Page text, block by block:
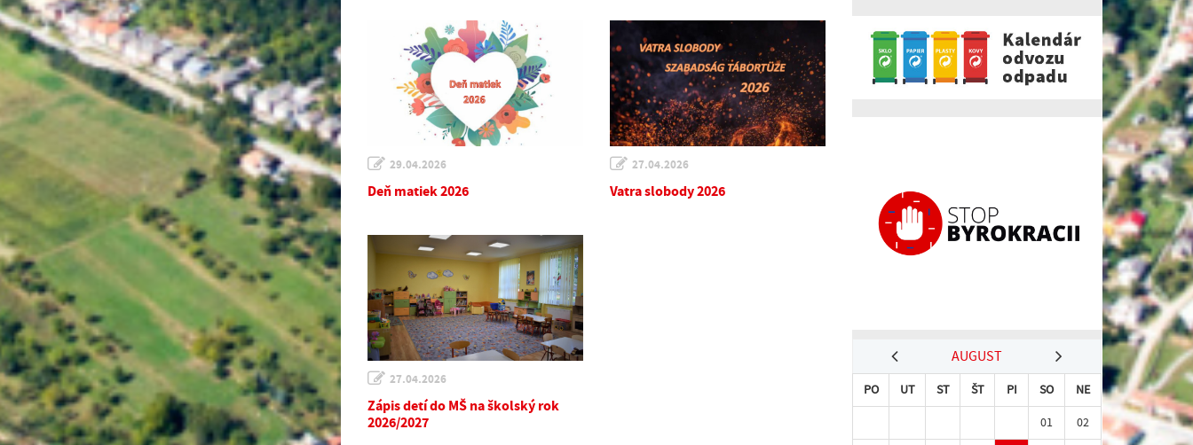
29.04.2026
Deň matiek 2026
27.04.2026
Vatra slobody 2026
27.04.2026
Zápis detí do MŠ na školský rok
2026/2027
AUGUST
PO UT ST ŠT PI SO
NE
01
02